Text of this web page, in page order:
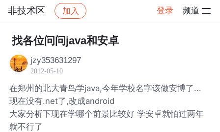
非技术区 加入 登录 频道
社区 非技术区 帖子详情
找各位问问java和安卓
jzy353631297
2012-05-10
在郑州的北大青鸟学java,今年学校名字该做安博了...
现在没有.net了,改成android
大家分析下现在学哪个前景比较好 学安卓就怕过两年
就不行了